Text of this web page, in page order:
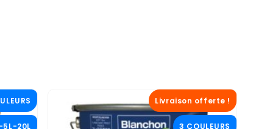
5L-20L
Livraison offerte !
3 COULEURS